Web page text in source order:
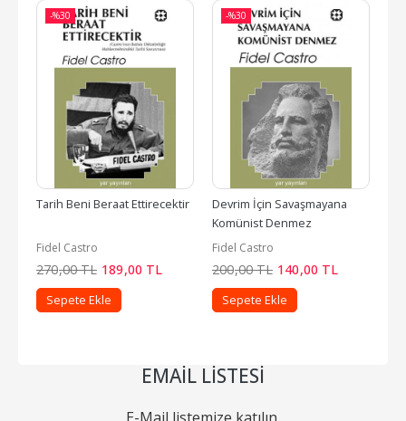
-%30
Tarih Beni Beraat Ettirecektir
Fidel Castro
270,00TL 189,00 TL
Sepete Ekle
-%30
Devrim İçin Savaşmayana
Komünist Denmez
Fidel Castro
200,00TL 140,00 TL
Sepete Ekle
EMAIL LISTESI